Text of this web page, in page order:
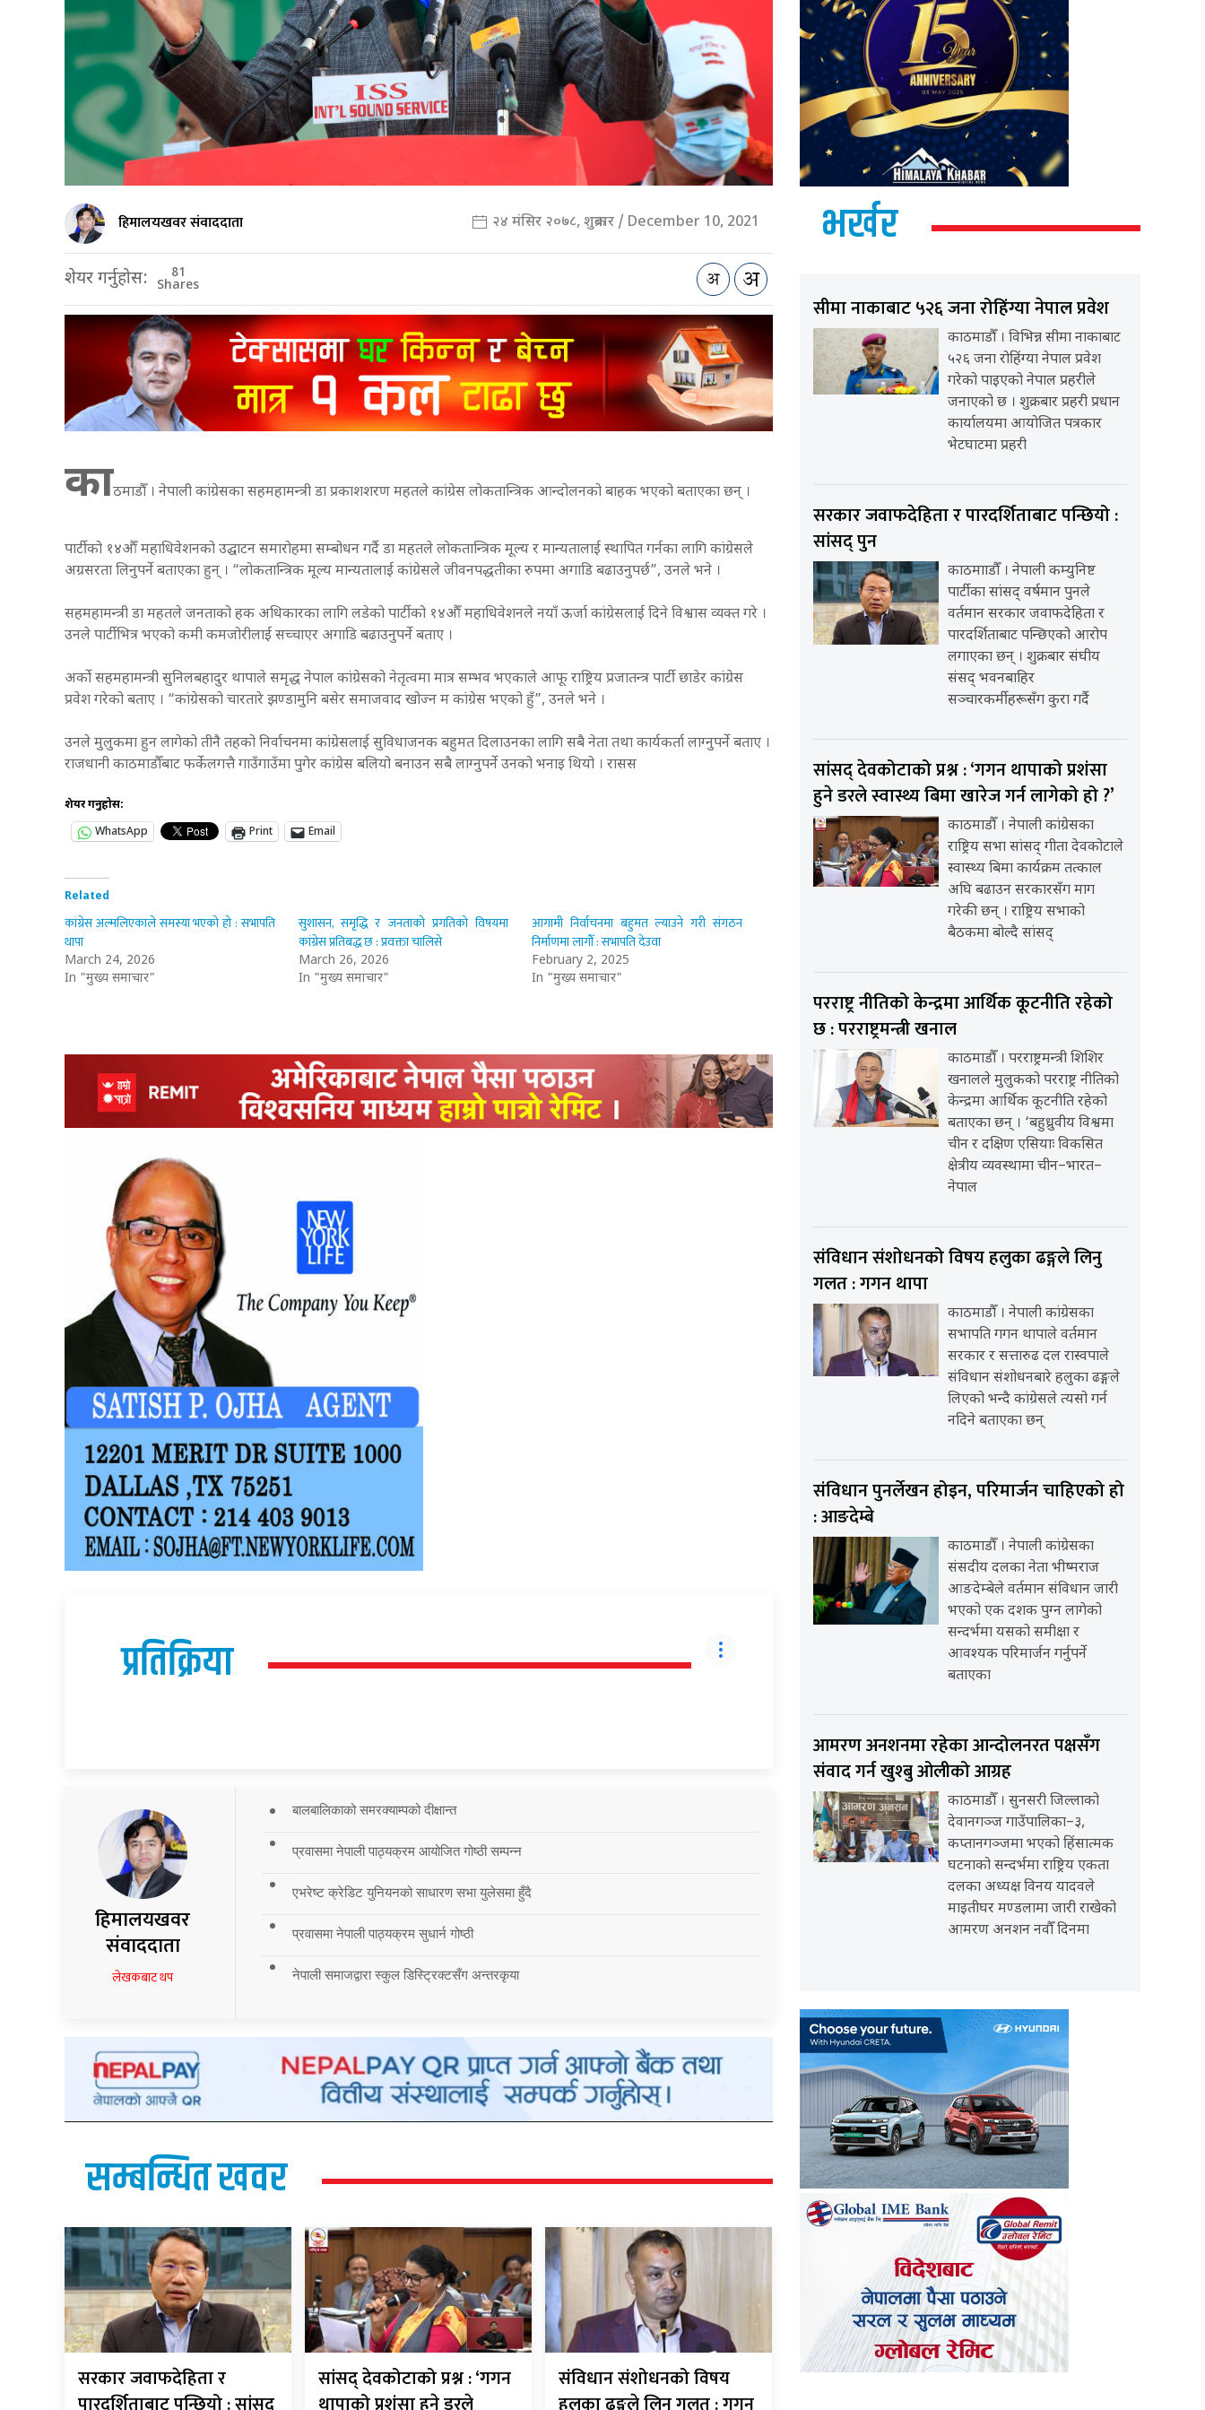
हिमालयखवर संवाददाता २४ मंसिर २०७८, शुक्रबार / December 10, 2021
शेयर गर्नुहोस: 81
Shares
काठमाडौँ । नेपाली कांग्रेसका सहमहामन्त्री डा प्रकाशशरण महतले कांग्रेस लोकतान्त्रिक आन्दोलनको बाहक भएको बताएका छन् ।
पार्टीको १४औँ महाधिवेशनको उद्घाटन समारोहमा सम्बोधन गर्दै डा महतले लोकतान्त्रिक मूल्य र मान्यतालाई स्थापित गर्नका लागि कांग्रेसले
अग्रसरता लिनुपर्ने बताएका हुन् । “लोकतान्त्रिक मूल्य मान्यतालाई कांग्रेसले जीवनपद्धतीका रुपमा अगाडि बढाउनुपर्छ”, उनले भने ।
सहमहामन्त्री डा महतले जनताको हक अधिकारका लागि लडेको पार्टीको १४औँ महाधिवेशनले नयाँ ऊर्जा कांग्रेसलाई दिने विश्वास व्यक्त गरे ।
उनले पार्टीभित्र भएको कमी कमजोरीलाई सच्चाएर अगाडि बढाउनुपर्ने बताए ।
अर्को सहमहामन्त्री सुनिलबहादुर थापाले समृद्ध नेपाल कांग्रेसको नेतृत्वमा मात्र सम्भव भएकाले आफू राष्ट्रिय प्रजातन्त्र पार्टी छाडेर कांग्रेस
प्रवेश गरेको बताए । “कांग्रेसको चारतारे झण्डामुनि बसेर समाजवाद खोज्न म कांग्रेस भएको हुँ”, उनले भने ।
उनले मुलुकमा हुन लागेको तीनै तहको निर्वाचनमा कांग्रेसलाई सुविधाजनक बहुमत दिलाउनका लागि सबै नेता तथा कार्यकर्ता लाग्नुपर्ने बताए ।
राजधानी काठमाडौँबाट फर्केलगत्तै गाउँगाउँमा पुगेर कांग्रेस बलियो बनाउन सबै लाग्नुपर्ने उनको भनाइ थियो । रासस
शेयर गर्नुहोस:
WhatsApp
Print Email
Related
कांग्रेस अल्मलिएकाले समस्या भएको हो : सभापति
थापा
March 24, 2026
In "मुख्य समाचार"
सुशासन, समृद्धि र जनताको प्रगतिको विषयमा
कांग्रेस प्रतिबद्ध छ : प्रवक्ता चालिसे
March 26, 2026
In "मुख्य समाचार"
आगामी निर्वाचनमा बहुमत ल्याउने गरी संगठन
निर्माणमा लागौँ : सभापति देउवा
February 2, 2025
In "मुख्य समाचार"
प्रतिक्रिया
हिमालयखवर
संवाददाता
लेखकबाट थप
बालबालिकाको समरक्याम्पको दीक्षान्त
प्रवासमा नेपाली पाठ्यक्रम आयोजित गोष्ठी सम्पन्न
एभरेष्ट क्रेडिट युनियनको साधारण सभा युलेसमा हुँदै
प्रवासमा नेपाली पाठ्यक्रम सुधार्न गोष्ठी
नेपाली समाजद्वारा स्कुल डिस्ट्रिक्टसँग अन्तरकृया
सम्बन्धित खवर
सरकार जवाफदेहिता र
सांसद् देवकोटाको प्रश्न : ‘गगन
संविधान संशोधनको विषय
भर्खर
सीमा नाकाबाट ५२६ जना रोहिंग्या नेपाल प्रवेश
काठमाडौँ । विभिन्न सीमा नाकाबाट
५२६ जना रोहिंग्या नेपाल प्रवेश
गरेको पाइएको नेपाल प्रहरीले
जनाएको छ । शुक्रबार प्रहरी प्रधान
कार्यालयमा आयोजित पत्रकार
भेटघाटमा प्रहरी
सरकार जवाफदेहिता र पारदर्शिताबाट पन्छियो :
सांसद् पुन
काठमााडौँ । नेपाली कम्युनिष्ट
पार्टीका सांसद् वर्षमान पुनले
वर्तमान सरकार जवाफदेहिता र
पारदर्शिताबाट पन्छिएको आरोप
लगाएका छन् । शुक्रबार संघीय
संसद् भवनबाहिर
सञ्चारकर्मीहरूसँग कुरा गर्दै
सांसद् देवकोटाको प्रश्न : ‘गगन थापाको प्रशंसा
हुने डरले स्वास्थ्य बिमा खारेज गर्न लागेको हो ?’
काठमाडौँ । नेपाली कांग्रेसका
राष्ट्रिय सभा सांसद् गीता देवकोटाले
स्वास्थ्य बिमा कार्यक्रम तत्काल
अघि बढाउन सरकारसँग माग
गरेकी छन् । राष्ट्रिय सभाको
बैठकमा बोल्दै सांसद्
परराष्ट्र नीतिको केन्द्रमा आर्थिक कूटनीति रहेको
छ : परराष्ट्रमन्त्री खनाल
काठमाडौँ । परराष्ट्रमन्त्री शिशिर
खनालले मुलुकको परराष्ट्र नीतिको
केन्द्रमा आर्थिक कूटनीति रहेको
बताएका छन् । ‘बहुध्रुवीय विश्वमा
चीन र दक्षिण एसियाः विकसित
क्षेत्रीय व्यवस्थामा चीन–भारत–
नेपाल
संविधान संशोधनको विषय हलुका ढङ्गले लिनु
गलत : गगन थापा
काठमाडौँ । नेपाली कांग्रेसका
सभापति गगन थापाले वर्तमान
सरकार र सत्तारुढ दल रास्वपाले
संविधान संशोधनबारे हलुका ढङ्गले
लिएको भन्दै कांग्रेसले त्यसो गर्न
नदिने बताएका छन्
संविधान पुनर्लेखन होइन, परिमार्जन चाहिएको हो
: आङदेम्बे
काठमाडौँ । नेपाली कांग्रेसका
संसदीय दलका नेता भीष्मराज
आङदेम्बेले वर्तमान संविधान जारी
भएको एक दशक पुग्न लागेको
सन्दर्भमा यसको समीक्षा र
आवश्यक परिमार्जन गर्नुपर्ने
बताएका
आमरण अनशनमा रहेका आन्दोलनरत पक्षसँग
संवाद गर्न खुश्बु ओलीको आग्रह
काठमाडौँ । सुनसरी जिल्लाको
देवानगञ्ज गाउँपालिका–३,
कप्तानगञ्जमा भएको हिंसात्मक
घटनाको सन्दर्भमा राष्ट्रिय एकता
दलका अध्यक्ष विनय यादवले
माइतीघर मण्डलामा जारी राखेको
आमरण अनशन नवौँ दिनमा